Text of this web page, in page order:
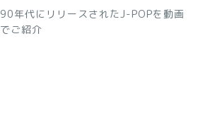
90年代にリリースされたJ-POPを動画
でご紹介